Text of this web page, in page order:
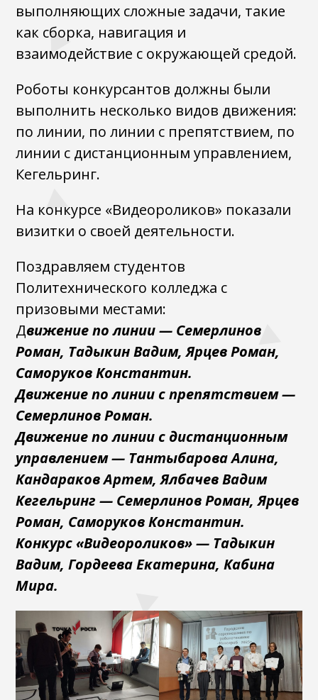
выполняющих сложные задачи, такие
как сборка, навигация и
взаимодействие с окружающей средой.
Роботы конкурсантов должны были
выполнить несколько видов движения:
по линии, по линии с препятствием, по
линии с дистанционным управлением,
Кегельринг.
На конкурсе «Видеороликов» показали
визитки о своей деятельности.
Поздравляем студентов
Политехнического колледжа с
призовыми местами:
Движение по линии — Семерлинов
Роман, Тадыкин Вадим, Ярцев Роман,
Саморуков Константин.
Движение по линии с препятствием —
Семерлинов Роман.
Движение по линии с дистанционным
управлением — Тантыбарова Алина,
Кандараков Артем, Ялбачев Вадим
Кегельринг — Семерлинов Роман, Ярцев
Роман, Саморуков Константин.
Конкурс «Видеороликов» — Тадыкин
Вадим, Гордеева Екатерина, Кабина
Мира.